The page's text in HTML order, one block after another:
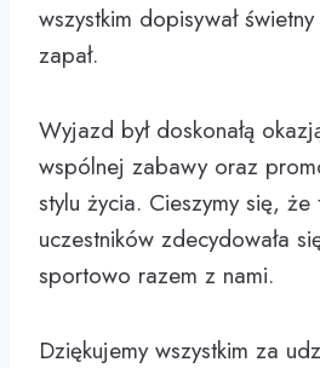
wszystkim dopisywał
zapał.
Wyjazd był doskonałą
wspólnej zabawy oraz
stylu życia. Cieszymy się,
uczestników zdecydowała
sportowo razem z nami.
Dziękujemy wszystkim za